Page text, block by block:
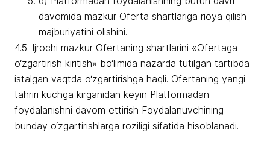
davomida mazkur Oferta shartlariga rioya qilish
majburiyatini olishini.
4.5. Ijrochi mazkur Ofertaning shartlarini «Ofertaga
o‘zgartirish kiritish» bo‘limida nazarda tutilgan tartibda
istalgan vaqtda o‘zgartirishga haqli. Ofertaning yangi
tahriri kuchga kirganidan keyin Platformadan
foydalanishni davom ettirish Foydalanuvchining
bunday o‘zgartirishlarga roziligi sifatida hisoblanadi.